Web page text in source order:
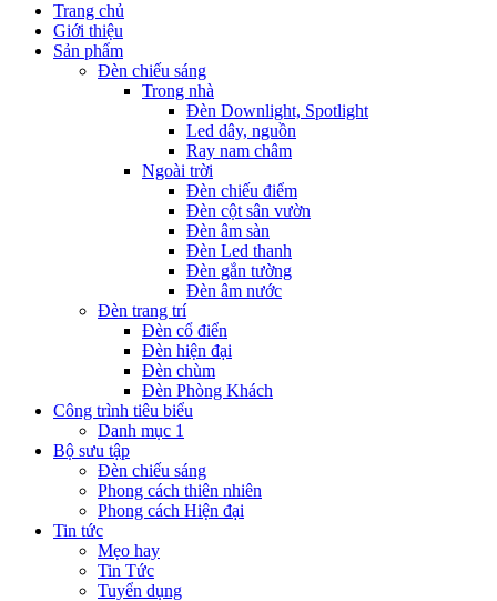
Trang chủ
Giới thiệu
Sản phẩm
Đèn chiếu sáng
Trong nhà
Đèn Downlight, Spotlight
Led dây, nguồn
Ray nam châm
Ngoài trời
Đèn chiếu điểm
Đèn cột sân vườn
Đèn âm sàn
Đèn Led thanh
Đèn gắn tường
Đèn âm nước
Đèn trang trí
Đèn cổ điển
Đèn hiện đại
Đèn chùm
Đèn Phòng Khách
Công trình tiêu biểu
Danh mục 1
Bộ sưu tập
Đèn chiếu sáng
Phong cách thiên nhiên
Phong cách Hiện đại
Tin tức
Mẹo hay
Tin Tức
Tuyển dụng